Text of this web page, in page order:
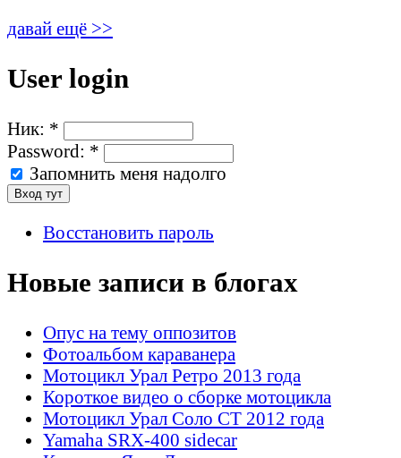
давай ещё >>
User login
Ник: *
Password: *
Запомнить меня надолго
Восстановить пароль
Новые записи в блогах
Опус на тему оппозитов
Фотоальбом караванера
Мотоцикл Урал Ретро 2013 года
Короткое видео о сборке мотоцикла
Мотоцикл Урал Соло СТ 2012 года
Yamaha SRX-400 sidecar